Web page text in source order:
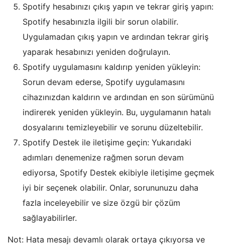
Spotify hesabınızı çıkış yapın ve tekrar giriş yapın:
Spotify hesabınızla ilgili bir sorun olabilir.
Uygulamadan çıkış yapın ve ardından tekrar giriş
yaparak hesabınızı yeniden doğrulayın.
Spotify uygulamasını kaldırıp yeniden yükleyin:
Sorun devam ederse, Spotify uygulamasını
cihazınızdan kaldırın ve ardından en son sürümünü
indirerek yeniden yükleyin. Bu, uygulamanın hatalı
dosyalarını temizleyebilir ve sorunu düzeltebilir.
Spotify Destek ile iletişime geçin: Yukarıdaki
adımları denemenize rağmen sorun devam
ediyorsa, Spotify Destek ekibiyle iletişime geçmek
iyi bir seçenek olabilir. Onlar, sorununuzu daha
fazla inceleyebilir ve size özgü bir çözüm
sağlayabilirler.
Not: Hata mesajı devamlı olarak ortaya çıkıyorsa ve